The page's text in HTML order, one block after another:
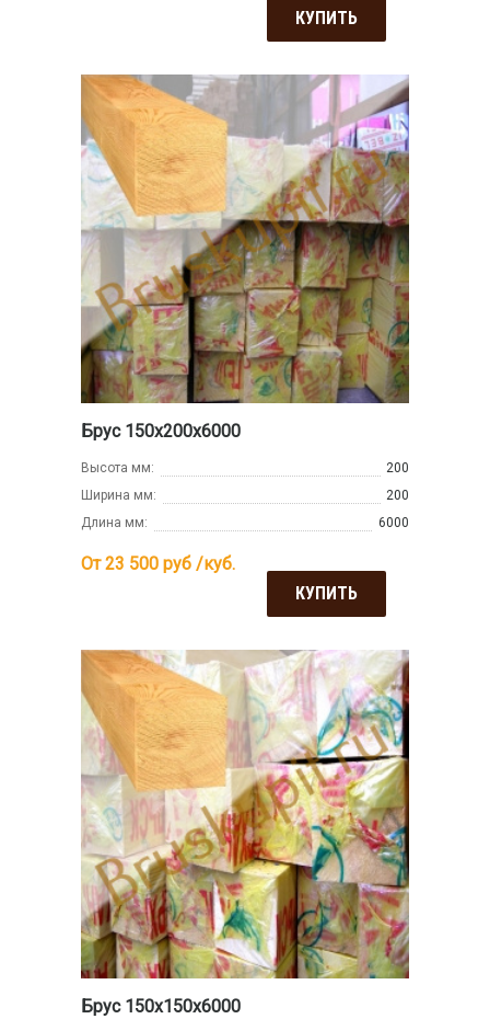
КУПИТЬ
Брус 150х200х6000
Высота мм:
200
Ширина мм:
200
Длина мм:
6000
От 23 500 руб /куб.
КУПИТЬ
Брус 150х150х6000